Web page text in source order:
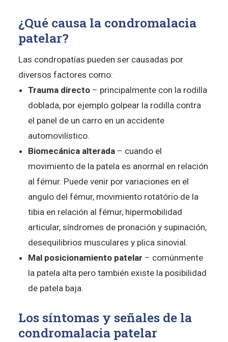
¿Qué causa la condromalacia
patelar?
Las condropatías pueden ser causadas por
diversos factores como:
Trauma directo – principalmente con la rodilla
doblada, por ejemplo golpear la rodilla contra
el panel de un carro en un accidente
automovilístico.
Biomecánica alterada – cuando el
movimiento de la patela es anormal en relación
al fémur. Puede venir por variaciones en el
angulo del fémur, movimiento rotatório de la
tibia en relación al fémur, hipermobilidad
articular, síndromes de pronación y supinación,
desequilibrios musculares y plica sinovial.
Mal posicionamiento patelar – comúnmente
la patela alta pero también existe la posibilidad
de patela baja.
Los síntomas y señales de la
condromalacia patelar